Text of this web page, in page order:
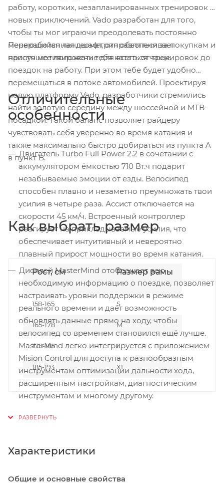
работу, коротких, незапланированных тренировок и
новых приключений. Vado разработан для того,
чтобы ты мог играючи преодолевать постоянно
меняющийся ландшафт, отправляться за покупкам и
просто мотивировать тебя кататься чаще.
Переработанная геометрия обеспечивает
наилучшее положение для всего: от тренировок до
поездок на работу. При этом тебе будет удобно
перемещаться в потоке автомобилей. Проектируя
новую платформу Vado, разработчики стремились
найти золотую середину между шоссейной и MTB-
посадкой. Такой баланс позволяет райдеру
чувствовать себя уверенно во время катания и
также максимально быстро добираться из пункта A
в пункт B.
Отличительные
особенности
Двигатель Turbo Full Power 2.2 в сочетании с
аккумулятором ёмкостью 710 Вт.ч подарит
незабываемые эмоции от езды. Велосипед
способен плавно и незаметно преумножать твои
усилия в четыре раза. Ассист отключается на
скорости 45 км/ч. Встроенный контроллер
реагирует на прикладываемые усилия, что
обеспечивает интуитивный и невероятно
плавный прирост мощности во время катания.
Дисплей MasterMind отображает всю
необходимую информацию о поездке, позволяет
настраивать уровни поддержки в режиме
реального времени и даёт возможность
обновлять данные прямо на ходу, чтобы
велосипед со временем становился ещё лучше.
MasterMind легко интегрируется с приложением
Mision Control для доступа к разнообразным
инструментам оптимизации дальности хода,
расширенным настройкам, диагностическим
инструментам и многому другому.
педалирования райдера, принимая во внимание
Достаточно один раз выбрать желаемый каденс,
Как выбрать размер
Рост, см Размер рамы
158-165 S
165-178 M
178-185 L
185-193 XL
Характеристики
Общие и основные свойства